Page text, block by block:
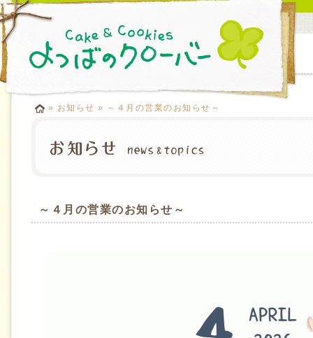
» お知らせ » ～４月の営業のお知らせ～
～４月の営業のお知らせ～